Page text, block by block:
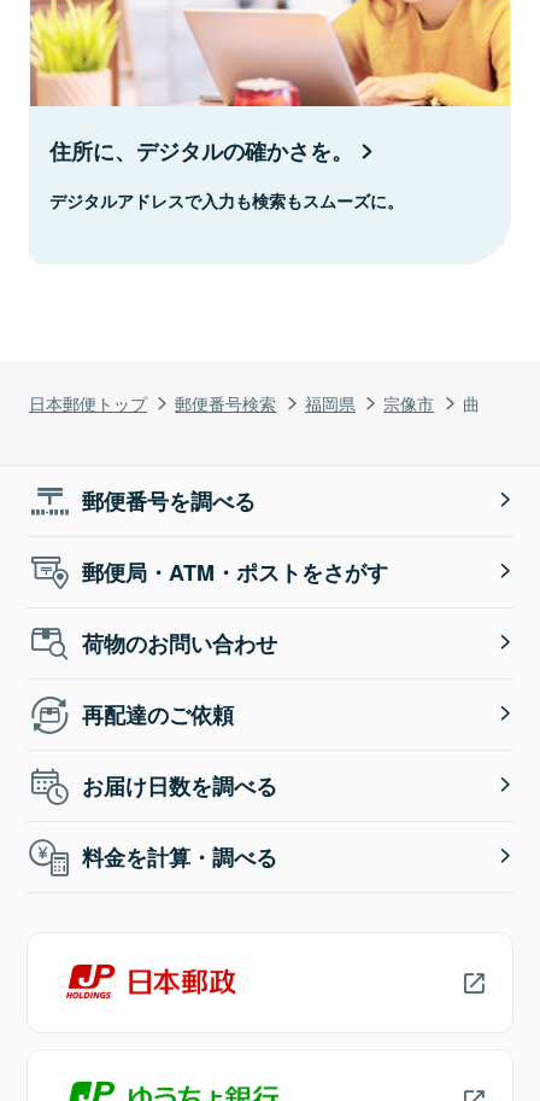
日本郵便トップ 郵便番号検索 福岡県 宗像市 曲
住所に、デジタルの確かさを。
デジタルアドレスで入力も検索もスムーズに。
郵便番号を調べる
郵便局・ATM・ポストをさがす
荷物のお問い合わせ
再配達のご依頼
お届け日数を調べる
料金を計算・調べる